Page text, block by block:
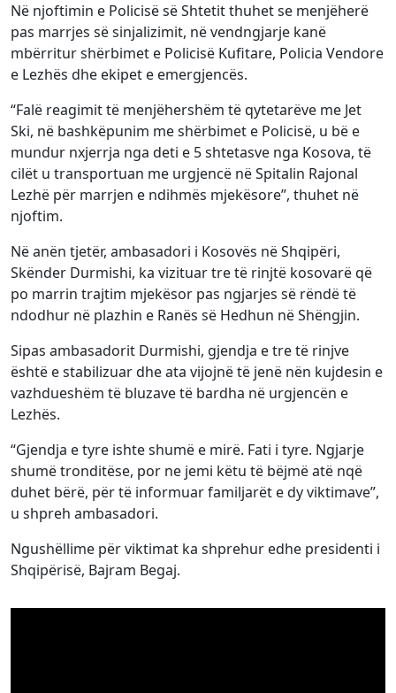
Në njoftimin e Policisë së Shtetit thuhet se menjëherë
pas marrjes së sinjalizimit, në vendngjarje kanë
mbërritur shërbimet e Policisë Kufitare, Policia Vendore
e Lezhës dhe ekipet e emergjencës.
“Falë reagimit të menjëhershëm të qytetarëve me Jet
Ski, në bashkëpunim me shërbimet e Policisë, u bë e
mundur nxjerrja nga deti e 5 shtetasve nga Kosova, të
cilët u transportuan me urgjencë në Spitalin Rajonal
Lezhë për marrjen e ndihmës mjekësore”, thuhet në
njoftim.
Në anën tjetër, ambasadori i Kosovës në Shqipëri,
Skënder Durmishi, ka vizituar tre të rinjtë kosovarë që
po marrin trajtim mjekësor pas ngjarjes së rëndë të
ndodhur në plazhin e Ranës së Hedhun në Shëngjin.
Sipas ambasadorit Durmishi, gjendja e tre të rinjve
është e stabilizuar dhe ata vijojnë të jenë nën kujdesin e
vazhdueshëm të bluzave të bardha në urgjencën e
Lezhës.
“Gjendja e tyre ishte shumë e mirë. Fati i tyre. Ngjarje
shumë tronditëse, por ne jemi këtu të bëjmë atë nqë
duhet bërë, për të informuar familjarët e dy viktimave”,
u shpreh ambasadori.
Ngushëllime për viktimat ka shprehur edhe presidenti i
Shqipërisë, Bajram Begaj.